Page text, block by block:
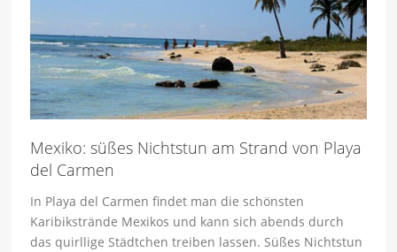
Mexiko: süßes Nichtstun am Strand von Playa
del Carmen
In Playa del Carmen findet man die schönsten
Karibikstrände Mexikos und kann sich abends durch
das quirllige Städtchen treiben lassen. Süßes Nichtstun